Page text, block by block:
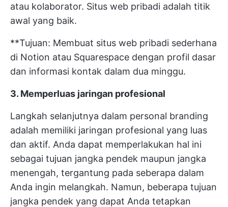
atau kolaborator. Situs web pribadi adalah titik
awal yang baik.
**Tujuan: Membuat situs web pribadi sederhana
di Notion atau Squarespace dengan profil dasar
dan informasi kontak dalam dua minggu.
3. Memperluas jaringan profesional
Langkah selanjutnya dalam personal branding
adalah memiliki jaringan profesional yang luas
dan aktif. Anda dapat memperlakukan hal ini
sebagai tujuan jangka pendek maupun jangka
menengah, tergantung pada seberapa dalam
Anda ingin melangkah. Namun, beberapa tujuan
jangka pendek yang dapat Anda tetapkan